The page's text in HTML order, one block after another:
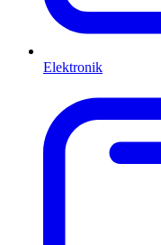
Elektronik